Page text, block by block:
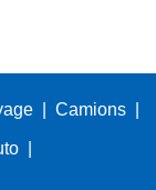
Camions